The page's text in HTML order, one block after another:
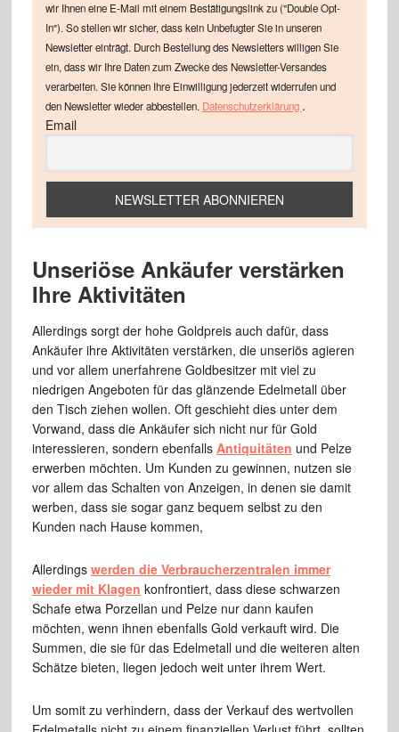
wir Ihnen eine E-Mail mit einem Bestätigungslink zu ("Double Opt-
In"). So stellen wir sicher, dass kein Unbefugter Sie in unseren
Newsletter einträgt. Durch Bestellung des Newsletters willigen Sie
ein, dass wir Ihre Daten zum Zwecke des Newsletter-Versandes
verarbeiten. Sie können Ihre Einwilligung jederzeit widerrufen und
den Newsletter wieder abbestellen. Datenschutzerklärung .
Email
Unseriöse Ankäufer verstärken
Ihre Aktivitäten
Allerdings sorgt der hohe Goldpreis auch dafür, dass
Ankäufer ihre Aktivitäten verstärken, die unseriös agieren
und vor allem unerfahrene Goldbesitzer mit viel zu
niedrigen Angeboten für das glänzende Edelmetall über
den Tisch ziehen wollen. Oft geschieht dies unter dem
Vorwand, dass die Ankäufer sich nicht nur für Gold
interessieren, sondern ebenfalls Antiquitäten und Pelze
erwerben möchten. Um Kunden zu gewinnen, nutzen sie
vor allem das Schalten von Anzeigen, in denen sie damit
werben, dass sie sogar ganz bequem selbst zu den
Kunden nach Hause kommen,
Allerdings werden die Verbraucherzentralen immer
wieder mit Klagen konfrontiert, dass diese schwarzen
Schafe etwa Porzellan und Pelze nur dann kaufen
möchten, wenn ihnen ebenfalls Gold verkauft wird. Die
Summen, die sie für das Edelmetall und die weiteren alten
Schätze bieten, liegen jedoch weit unter ihrem Wert.
Um somit zu verhindern, dass der Verkauf des wertvollen